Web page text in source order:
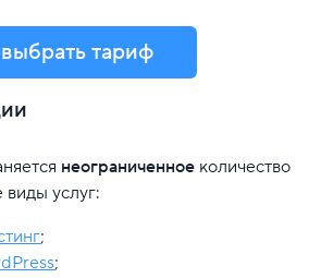
выбрать тариф
неограниченное количество
услуг:
;
;